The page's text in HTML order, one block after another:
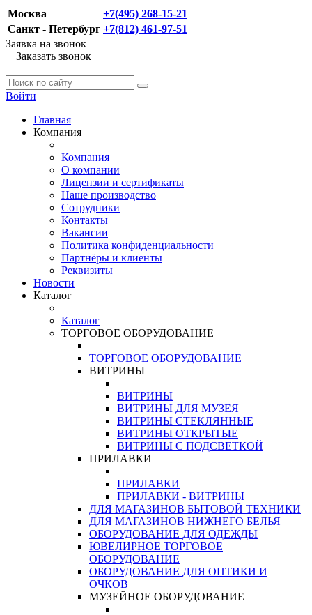
Москва
+7(495) 268-15-21
Санкт - Петербург +7(812) 461-97-51
Заявка на звонок
Заказать звонок
Войти
Главная
Компания
Компания
О компании
Лицензии и сертификаты
Наше производство
Сотрудники
Контакты
Вакансии
Политика конфиденциальности
Партнёры и клиенты
Реквизиты
Новости
Каталог
Каталог
ТОРГОВОЕ ОБОРУДОВАНИЕ
ТОРГОВОЕ ОБОРУДОВАНИЕ
ВИТРИНЫ
ВИТРИНЫ
ВИТРИНЫ ДЛЯ МУЗЕЯ
ВИТРИНЫ СТЕКЛЯННЫЕ
ВИТРИНЫ ОТКРЫТЫЕ
ВИТРИНЫ С ПОДСВЕТКОЙ
ПРИЛАВКИ
ПРИЛАВКИ
ПРИЛАВКИ - ВИТРИНЫ
ДЛЯ МАГАЗИНОВ БЫТОВОЙ ТЕХНИКИ
ДЛЯ МАГАЗИНОВ НИЖНЕГО БЕЛЬЯ
ОБОРУДОВАНИЕ ДЛЯ ОДЕЖДЫ
ЮВЕЛИРНОЕ ТОРГОВОЕ
ОБОРУДОВАНИЕ
ОБОРУДОВАНИЕ ДЛЯ ОПТИКИ И
ОЧКОВ
МУЗЕЙНОЕ ОБОРУДОВАНИЕ